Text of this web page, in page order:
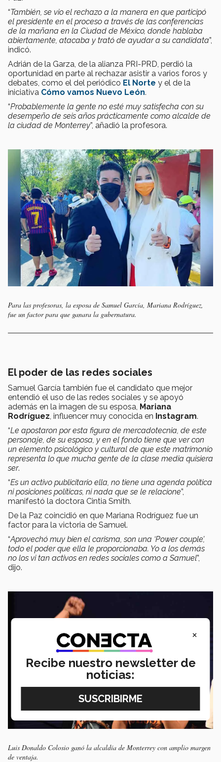
“También, se vio el rechazo a la manera en que participó
el presidente en el proceso a través de las conferencias
de la mañana en la Ciudad de México, donde hablaba
abiertamente, atacaba y trató de ayudar a su candidata”,
indicó.
Adrián de la Garza, de la alianza PRI-PRD, perdió la
oportunidad en parte al rechazar asistir a varios foros y
debates, como el del periódico El Norte y el de la
iniciativa Cómo vamos Nuevo León.
“Probablemente la gente no esté muy satisfecha con su
desempeño de seis años prácticamente como alcalde de
la ciudad de Monterrey”, añadió la profesora.
Para las profesoras, la esposa de Samuel García, Mariana Rodríguez,
fue un factor para que ganara la gubernatura.
El poder de las redes sociales
Samuel García también fue el candidato que mejor
entendió el uso de las redes sociales y se apoyó
además en la imagen de su esposa, Mariana
Rodríguez, influencer muy conocida en Instagram.
“Le apostaron por esta figura de mercadotecnia, de este
personaje, de su esposa, y en el fondo tiene que ver con
un elemento psicológico y cultural de que este matrimonio
representa lo que mucha gente de la clase media quisiera
ser.
“Es un activo publicitario ella, no tiene una agenda política
ni posiciones políticas, ni nada que se le relacione”,
manifestó la doctora Cintia Smith.
De la Paz coincidió en que Mariana Rodríguez fue un
factor para la victoria de Samuel.
“Aprovechó muy bien el carisma, son una ‘Power couple’,
todo el poder que ella le proporcionaba. Yo a los demás
no los vi tan activos en redes sociales como a Samuel”,
dijo.
Luis Donaldo Colosio ganó la alcaldía de Monterrey con amplio margen
de ventaja.
×
Recibe nuestro newsletter de
noticias: